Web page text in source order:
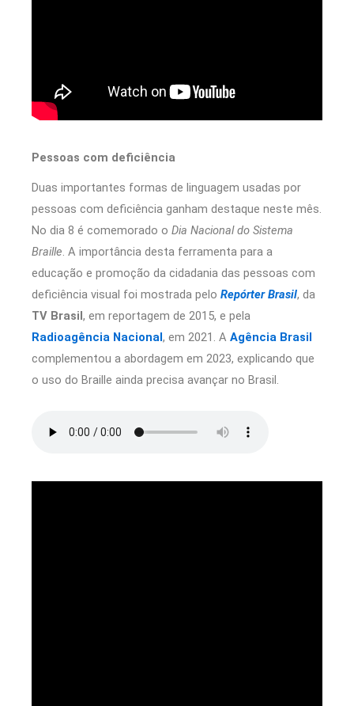
Pessoas com deficiência
Duas importantes formas de linguagem usadas por
pessoas com deficiência ganham destaque neste mês.
No dia 8 é comemorado o Dia Nacional do Sistema
Braille . A importância desta ferramenta para a
educação e promoção da cidadania das pessoas com
deficiência visual foi mostrada pelo Repórter Brasil, da
TV Brasil, em reportagem de 2015, e pela
Radioagência Nacional, em 2021. A Agência Brasil
complementou a abordagem em 2023, explicando que
o uso do Braille ainda precisa avançar no Brasil.